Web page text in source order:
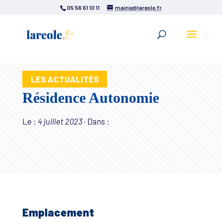
05 56 61 10 11 mairie@lareole.fr
LES ACTUALITÉS
Résidence Autonomie
Le : 4 juillet 2023· Dans :
Emplacement